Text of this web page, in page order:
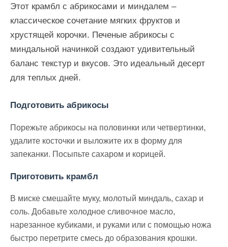
Этот крамбл с абрикосами и миндалем –
классическое сочетание мягких фруктов и
хрустящей корочки. Печеные абрикосы с
миндальной начинкой создают удивительный
баланс текстур и вкусов. Это идеальный десерт
для теплых дней.
Подготовить абрикосы
Порежьте абрикосы на половинки или четвертинки,
удалите косточки и выложите их в форму для
запеканки. Посыпьте сахаром и корицей.
Приготовить крамбл
В миске смешайте муку, молотый миндаль, сахар и
соль. Добавьте холодное сливочное масло,
нарезанное кубиками, и руками или с помощью ножа
быстро перетрите смесь до образования крошки.